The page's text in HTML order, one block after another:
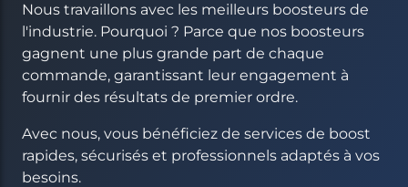
Nous travaillons avec les meilleurs boosteurs de
l'industrie. Pourquoi ? Parce que nos boosteurs
gagnent une plus grande part de chaque
commande, garantissant leur engagement à
fournir des résultats de premier ordre.
Avec nous, vous bénéficiez de services de boost
rapides, sécurisés et professionnels adaptés à vos
besoins.